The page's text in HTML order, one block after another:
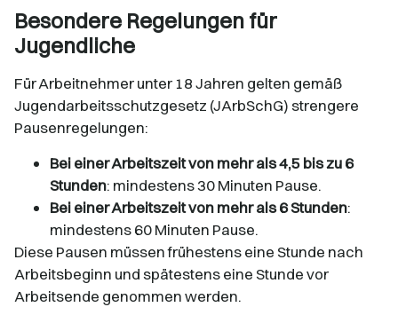
Besondere Regelungen für
Jugendliche
Für Arbeitnehmer unter 18 Jahren gelten gemäß
Jugendarbeitsschutzgesetz (JArbSchG) strengere
Pausenregelungen:​
Bei einer Arbeitszeit von mehr als 4,5 bis zu 6
Stunden: mindestens 30 Minuten Pause.​
Bei einer Arbeitszeit von mehr als 6 Stunden:
mindestens 60 Minuten Pause.​
Diese Pausen müssen frühestens eine Stunde nach
Arbeitsbeginn und spätestens eine Stunde vor
Arbeitsende genommen werden.